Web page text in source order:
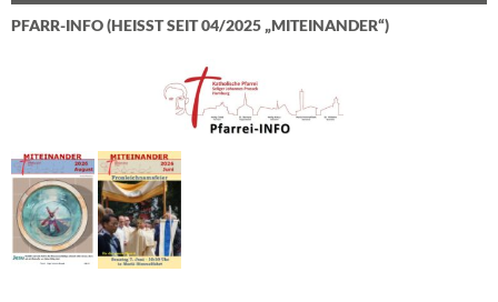
PFARR-INFO (HEISST SEIT 04/2025 „MITEINANDER“)